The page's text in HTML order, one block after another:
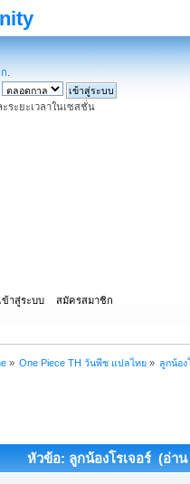
ระยะเวลาในเซสชั่น
ข้าสู่ระบบ สมัครสมาชิก
» One Piece TH วันพีช แปลไทย» ลูกน้อง
หัวข้อ: ลูกน้องโรเจอร์ (อ่าน